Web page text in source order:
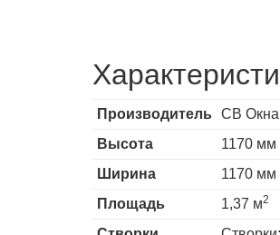
Производитель
СВ Окна
Высота
1170 мм
Ширина
1170 мм
Площадь
1,37 м2